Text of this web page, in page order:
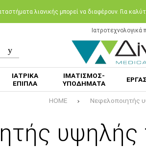
λιανικής μπορεί να διαφέρουν. Για
Ιατροτεχνολογικά
ΙΑΤΡΙΚΑ
ΕΠΙΠΛΑ
ΙΜΑΤΙΣΜΟΣ-
ΥΠΟΔΗΜΑΤΑ
HOME Νεφελοποιητής
υψηλής